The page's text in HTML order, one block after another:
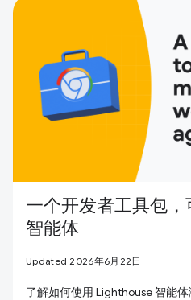
一个开发者工具包
智能体
Updated 2026年6月22日
了解如何使用 Lighthouse 智能